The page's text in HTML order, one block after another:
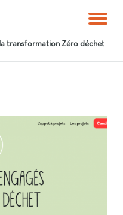
la transformation Zéro déchet